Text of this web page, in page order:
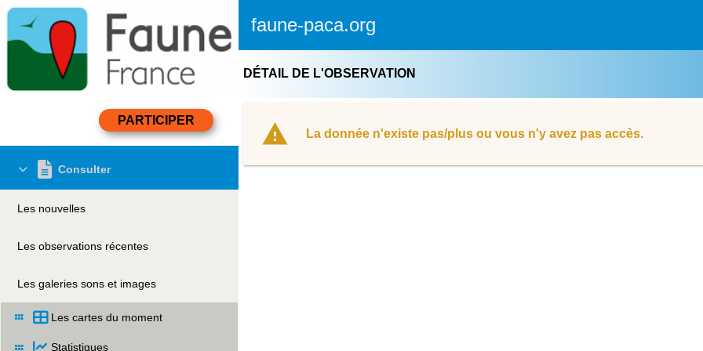
faune-paca.org
Consulter
Les nouvelles
Les observations récentes
Les galeries sons et images
Les cartes du moment
Statistiques
DÉTAIL DE L'OBSERVATION
La donnée n'existe pas/plus ou vous n'y avez pas accès.